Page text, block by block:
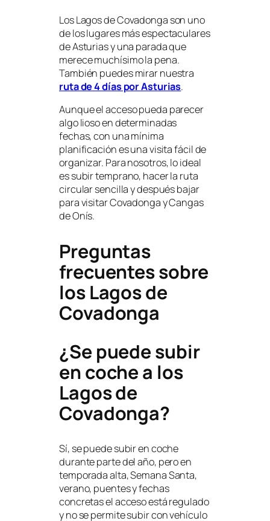
Los Lagos de Covadonga son uno
de los lugares más espectaculares
de Asturias y una parada que
merece muchísimo la pena.
También puedes mirar nuestra
ruta de 4 días por Asturias.
Aunque el acceso pueda parecer
algo lioso en determinadas
fechas, con una mínima
planificación es una visita fácil de
organizar. Para nosotros, lo ideal
es subir temprano, hacer la ruta
circular sencilla y después bajar
para visitar Covadonga y Cangas
de Onís.
Preguntas
frecuentes sobre
los Lagos de
Covadonga
¿Se puede subir
en coche a los
Lagos de
Covadonga?
Sí, se puede subir en coche
durante parte del año, pero en
temporada alta, Semana Santa,
verano, puentes y fechas
concretas el acceso está regulado
y no se permite subir con vehículo